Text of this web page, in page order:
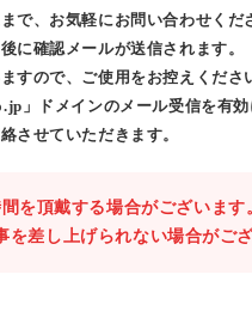
で、お気軽にお問い合わせくだ
に確認メールが送信されます。
ので、ご使用をお控えくださ
」ドメインのメール受信を有効
させていただきます。
を頂戴する場合がございます
差し上げられない場合がござ